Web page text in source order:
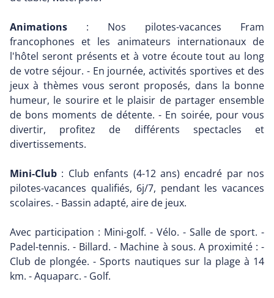
Animations : Nos pilotes-vacances Fram
francophones et les animateurs internationaux de
l'hôtel seront présents et à votre écoute tout au long
de votre séjour. - En journée, activités sportives et des
jeux à thèmes vous seront proposés, dans la bonne
humeur, le sourire et le plaisir de partager ensemble
de bons moments de détente. - En soirée, pour vous
divertir, profitez de différents spectacles et
divertissements.
Mini-Club : Club enfants (4-12 ans) encadré par nos
pilotes-vacances qualifiés, 6j/7, pendant les vacances
scolaires. - Bassin adapté, aire de jeux.
Avec participation : Mini-golf. - Vélo. - Salle de sport. -
Padel-tennis. - Billard. - Machine à sous. A proximité : -
Club de plongée. - Sports nautiques sur la plage à 14
km. - Aquaparc. - Golf.